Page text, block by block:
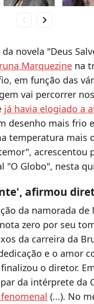
chevron_right
novela "Deus
Marquezine na
em função das
vai percorrer
já havia elogiado a
desenho mais frio
temperatura mais
acrescentou
"O Globo", nesta
afirmou
da namorada de
zero por seu
da carreira da
e o amor
o diretor.
da intérprete da
(...). No